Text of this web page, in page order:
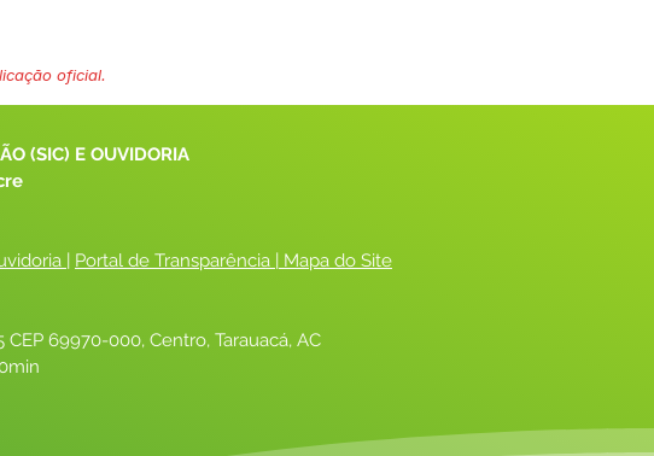
oficial.
(SIC) E OUVIDORIA
| Portal de Transparência | Mapa do Site
CEP 69970-000, Centro, Tarauacá, AC